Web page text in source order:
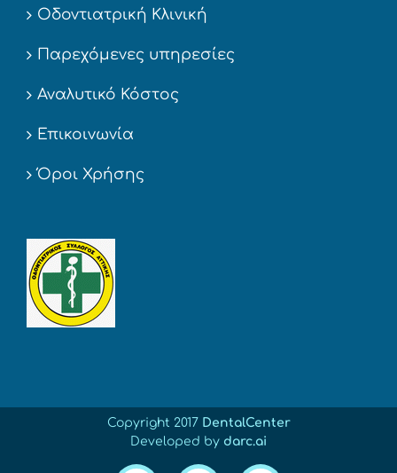
Οδοντιατρική Κλινική
Παρεχόμενες υπηρεσίες
Αναλυτικό Κόστος
Επικοινωνία
Όροι Χρήσης
Copyright 2017 DentalCenter
Developed by darc.ai